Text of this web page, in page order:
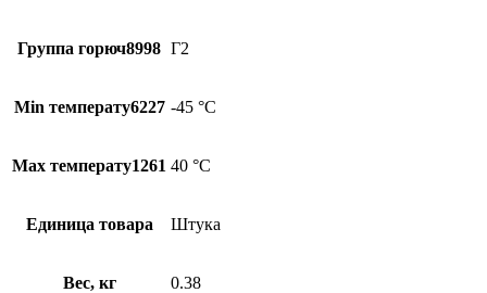
Группа горюч8998 Г2
Min температу6227 -45 °С
Max температу1261 40 °С
Единица товара Штука
Вес, кг 0.38